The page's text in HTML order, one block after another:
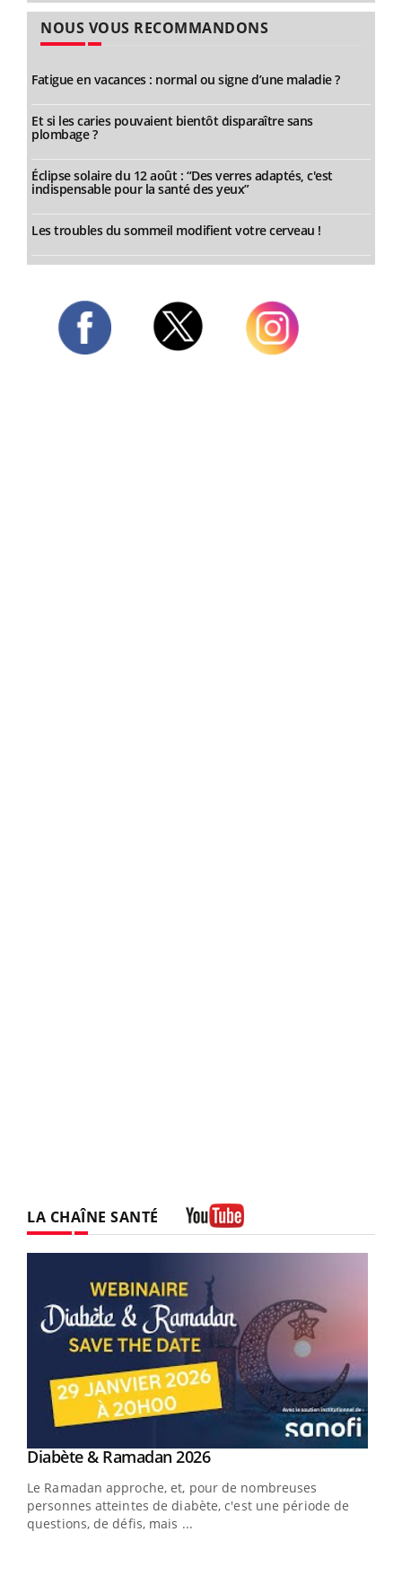
NOUS VOUS RECOMMANDONS
Fatigue en vacances : normal ou signe d’une maladie ?
Et si les caries pouvaient bientôt disparaître sans
plombage ?
Éclipse solaire du 12 août : “Des verres adaptés, c'est
indispensable pour la santé des yeux”
Les troubles du sommeil modifient votre cerveau !
LA CHAÎNE SANTÉ
Youtube
Diabète & Ramadan 2026Youtube
Le Ramadan approche, et, pour de nombreuses
personnes atteintes de diabète, c'est une période de
questions, de défis, mais ...